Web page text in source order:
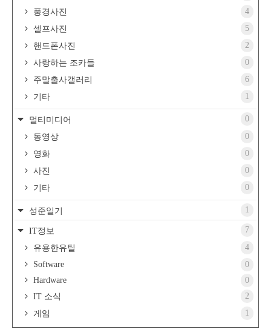
풍경사진
4
셀프사진
5
핸드폰사진
2
사랑하는 조카들
0
주말출사갤러리
6
기타
1
멀티미디어
0
동영상
0
영화
0
사진
0
기타
0
성준일기 1
IT정보
7
유용한유틸
4
Software
0
Hardware
0
IT 소식
2
게임
1